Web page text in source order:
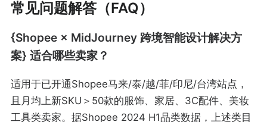
常见问题解答（FAQ）
{Shopee × MidJourney 跨境智能设计解决方
案} 适合哪些卖家？
适用于已开通Shopee马来/泰/越/菲/印尼/台湾站点，
且月均上新SKU＞50款的服饰、家居、3C配件、美妆
工具类卖家。据Shopee 2024 H1品类数据，上述类目